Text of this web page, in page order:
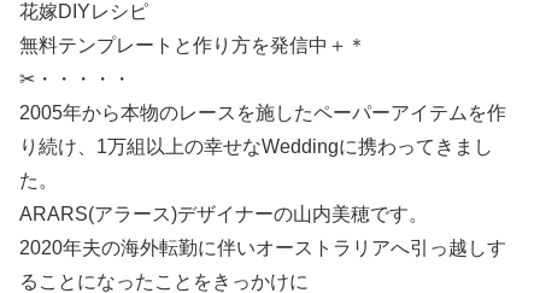
花嫁DIYレシピ
無料テンプレートと作り方を発信中＋＊
✂・・・・・
2005年から本物のレースを施したペーパーアイテムを作
り続け、1万組以上の幸せなWeddingに携わってきまし
た。
ARARS(アラース)デザイナーの山内美穂です。
2020年夫の海外転勤に伴いオーストラリアへ引っ越しす
ることになったことをきっかけに